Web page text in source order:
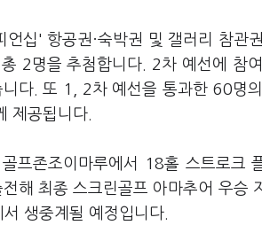
십' 항공권·숙박권 및 갤러리 참관
2명을 추첨합니다. 2차 예선에 참
다. 또 1, 2차 예선을 통과한 60명
제공됩니다.
프존조이마루에서 18홀 스트로크
해 최종 스크린골프 아마추어 우승
생중계될 예정입니다.